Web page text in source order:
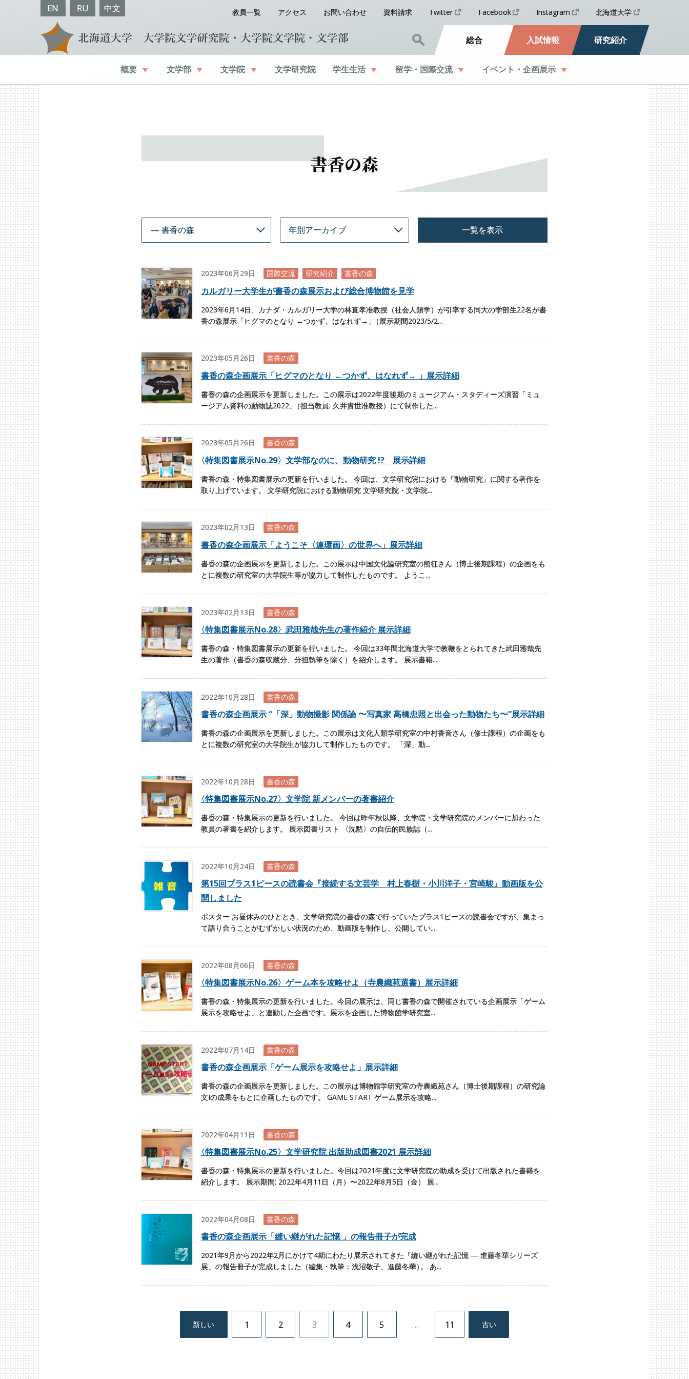
EN RU 中文 教員一覧 アクセス お問い合わせ 資料請求 Twitter Facebook Instagram 北海道大学
総合 入試情報 研究紹介
概要 文学部 文学院 文学研究院 学生生活 留学・ 国際交流 イベント ・企画展示
書香の森
一覧を表示
2023年06月29日 国際交流 研究紹介 書香の森
カルガリー大学生が書香の森展示および総合博物館を見学
2023年6月14日、カナダ・カルガリー大学の林直孝准教授（社会人類学）が引率する同大の学部生22名が書
香の森展示「ヒグマのとなり ←つかず、はなれず→ 」 （展示期間2023/5/2...
2023年05月26日 書香の森
書香の森企画展示「ヒグマのとなり ←つかず、はなれず→ 」展示詳細
書香の森の企画展示を更新しました。この展示は2022年度後期のミュージアム・スタディーズ演習「ミュ
ージアム資料の動物誌2022」 （担当教員: 久井貴世准教授）にて制作した...
2023年05月26日 書香の森
〈特集図書展示No.29〉文学部なのに、動物研究 !? 展示詳細
書香の森・特集図書展示の更新を行いました。 今回は、文学研究院における「動物研究」に関する著作を
取り上げています。 文学研究院における動物研究 文学研究院・文学院...
2023年02月13日 書香の森
書香の森企画展示「ようこそ〈連環画〉の世界へ」展示詳細
書香の森の企画展示を更新しました。この展示は中国文化論研究室の熊征さん（博士後期課程）の企画をも
とに複数の研究室の大学院生等が協力して制作したものです。 ようこ...
2023年02月13日 書香の森
〈特集図書展示No.28〉武田雅哉先生の著作紹介 展示詳細
書香の森・特集図書展示の更新を行いました。 今回は33年間北海道大学で教鞭をとられてきた武田雅哉先
生の著作（書香の森収蔵分、分担執筆を除く）を紹介します。 展示書籍...
2022年10月28日 書香の森
書香の森企画展示 “「深」動物撮影 関係論 〜写真家 髙橋忠照と出会った動物たち〜”展示詳細
書香の森の企画展示を更新しました。この展示は文化人類学研究室の中村香音さん（修士課程）の企画をも
とに複数の研究室の大学院生が協力して制作したものです。 「深」動...
2022年10月28日 書香の森
〈特集図書展示No.27〉文学院 新メンバーの著書紹介
書香の森・特集展示の更新を行いました。 今回は昨年秋以降、文学院・文学研究院のメンバーに加わった
教員の著書を紹介します。 展示図書リスト 〈沈黙〉の自伝的民族誌（...
2022年10月24日 書香の森
第15回プラス1ピースの読書会『接続する文芸学 村上春樹・小川洋子・宮崎駿』動画版を公
開しました
ポスター お昼休みのひととき、文学研究院の書香の森で行っていたプラス1ピースの読書会ですが、集まっ
て語り合うことがむずかしい状況のため、動画版を制作し、公開してい...
2022年08月06日 書香の森
〈特集図書展示No.26〉ゲーム本を攻略せよ（寺農織苑選書）展示詳細
書香の森・特集展示の更新を行いました。今回の展示は、同じ書香の森で開催されている企画展示「ゲーム
展示を攻略せよ」と連動した企画です。展示を企画した博物館学研究室...
2022年07月14日 書香の森
書香の森企画展示「ゲーム展示を攻略せよ」展示詳細
書香の森の企画展示を更新しました。この展示は博物館学研究室の寺農織苑さん（博士後期課程）の研究論
文Iの成果をもとに企画したものです。 GAME START ゲーム展示を攻略...
2022年04月11日 書香の森
〈特集図書展示No.25〉文学研究院 出版助成図書2021 展示詳細
書香の森・特集展示の更新を行いました。今回は2021年度に文学研究院の助成を受けて出版された書籍を
紹介します。 展示期間: 2022年4月11日（月）〜2022年8月5日（金） 展...
2022年04月08日 書香の森
書香の森企画展示「縫い継がれた記憶 」の報告冊子が完成
2021年9月から2022年2月にかけて4期にわたり展示されてきた「縫い継がれた記憶 — 進藤冬華シリーズ
展」の報告冊子が完成しました（編集・執筆：浅沼敬子、進藤冬華） 。 あ...
投
稿
新しい 1 2 3 4 5 … 11 古い